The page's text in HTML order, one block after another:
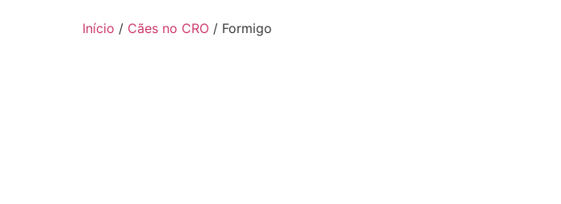
Início / Cães no CRO / Formigo